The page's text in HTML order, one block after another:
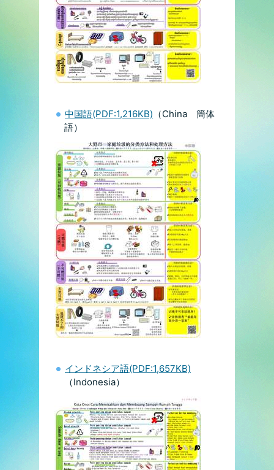
中国語(PDF:1,216KB) （China 簡体
語）
インドネシア語(PDF:1,657KB)
（Indonesia）